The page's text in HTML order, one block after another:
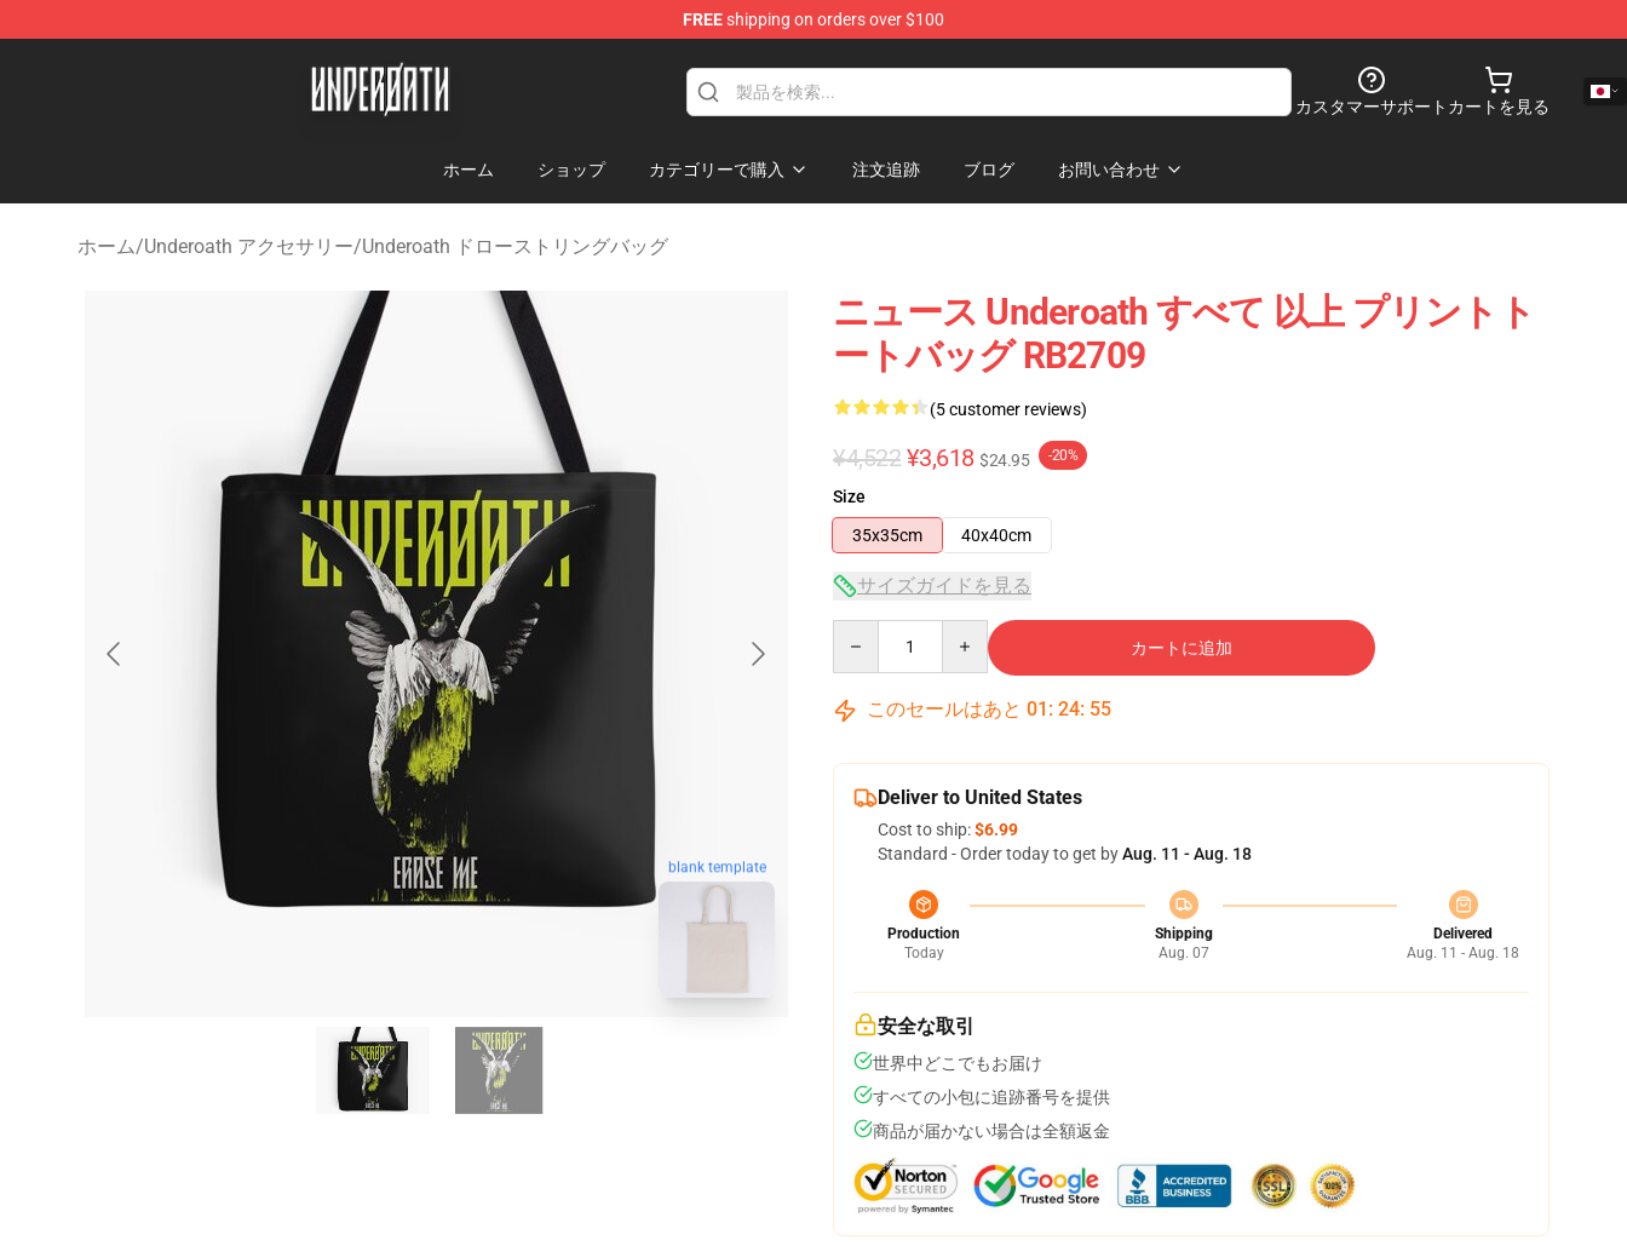
FREEshipping on orders over $100
Underoath Store - Official Underoath Merchandise Shop
カスタマーサポート カートを見る
ホーム ショップ カテゴリーで購入 注文追跡 ブログ お問い合わせ
ホーム/Underoath アクセサリー/Underoath ドローストリングバッグ
blank template
ニュース Underoath すべて 以上 プリントト
ートバッグ RB2709
(5 customer reviews)
¥4,522 ¥3,618 $24.95 -20%
Size
35x35cm
40x40cm
サイズガイドを見る
カートに追加
このセールはあと 01 : 24: 54
Deliver to United States
Cost to ship:$6.99
Standard - Order today to get byAug. 11 - Aug. 18
Production
Today
Shipping
Aug. 07
Delivered
Aug. 11 - Aug. 18
安全な取引
世界中どこでもお届け
すべての小包に追跡番号を提供
商品が届かない場合は全額返金